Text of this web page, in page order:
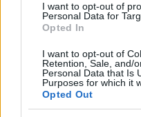
I want to opt-out of
Personal Data for
Opted In
I want to opt-out of
Retention, Sale, and/
Personal Data that Is
Purposes for which it
Opted Out